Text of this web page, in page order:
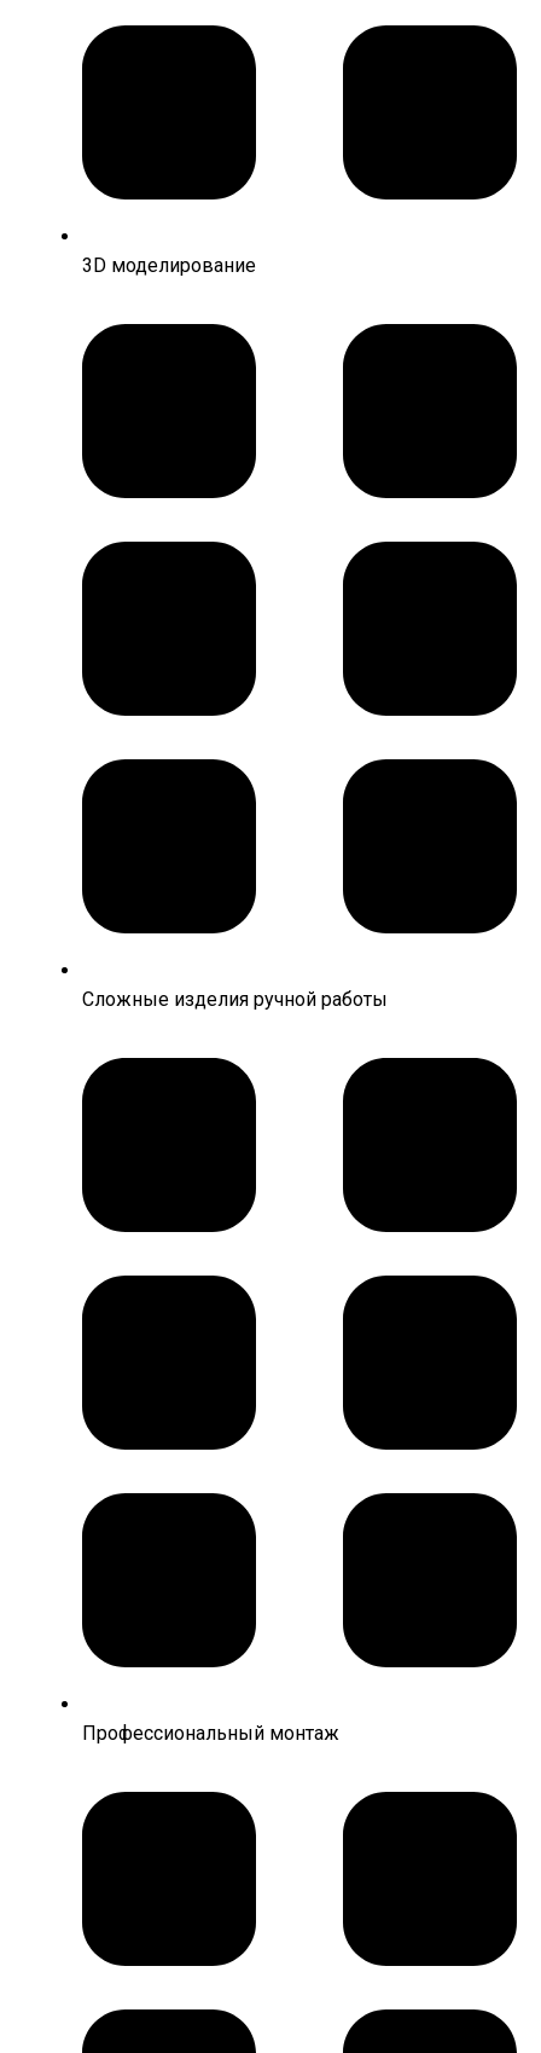
3D моделирование
Сложные изделия ручной работы
Профессиональный монтаж